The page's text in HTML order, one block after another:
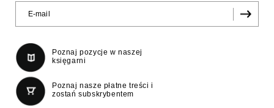
Poznaj pozycje w naszej
księgarni
Poznaj nasze płatne treści i
zostań subskrybentem